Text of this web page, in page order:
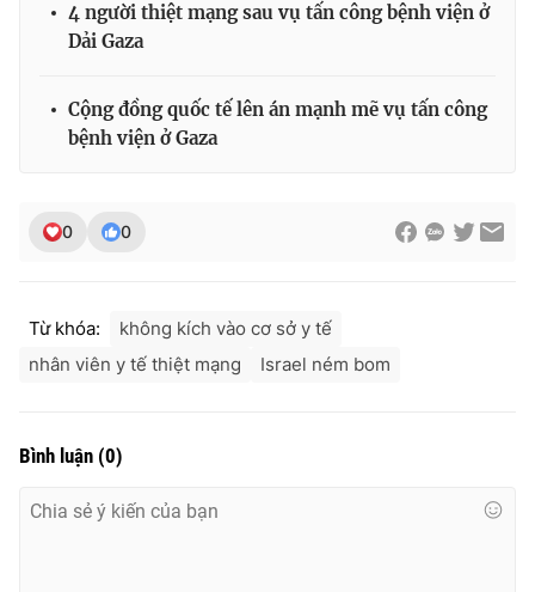
4 người thiệt mạng sau vụ tấn công bệnh viện ở
Dải Gaza
Cộng đồng quốc tế lên án mạnh mẽ vụ tấn công
bệnh viện ở Gaza
0 0
Từ khóa:
không kích vào cơ sở y tế
nhân viên y tế thiệt mạng
Israel ném bom
Bình luận (0)